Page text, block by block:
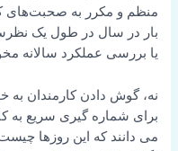
منظم و مکرر به صحبت‌های
بار در سال در طول یک
یا بررسی عملکرد سالانه
نه، گوش دادن کارمندان به
برای شماره گیری سریع به
می دانند که این روزها